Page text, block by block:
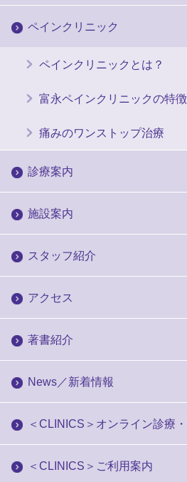
ペインクリニック
ペインクリニックとは？
富永ペインクリニックの特徴
痛みのワンストップ治療
診療案内
施設案内
スタッフ紹介
アクセス
著書紹介
News／新着情報
＜CLINICS＞オンライン診療
＜CLINICS＞ご利用案内